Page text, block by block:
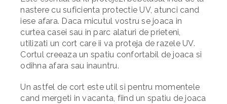
nastere cu suficienta protectie UV, atunci cand
iese afara. Daca micutul vostru se joaca in
curtea casei sau in parc alaturi de prieteni,
utilizati un cort care ii va proteja de razele UV.
Cortulcreeaza un spatiu confortabil de joaca si
odihna afara sau inauntru.
Un astfel de cort este util si pentru momentele
cand mergeti in vacanta, fiind un spatiu de joaca